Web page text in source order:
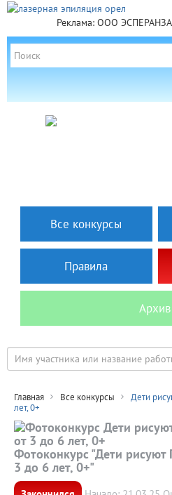
Реклама: ООО
Все конкурсы
Правила
Архив
Главная Все конкурсы
Дети
лет, 0+
Фотоконкурс "Дети
3 до 6 лет, 0+"